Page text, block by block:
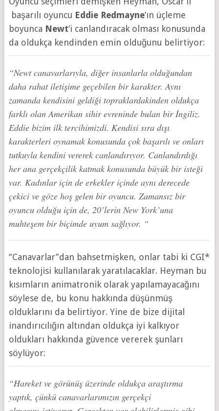
başarılı oyuncu Eddie Redmayne’ın üçleme
boyunca Newt’i canlandıracak olması konusunda
da oldukça kendinden emin olduğunu belirtiyor:
“Newt canavarlarıyla, diğer insanlarla olduğundan
daha rahat iletişime geçebilen bir karakter. Aynı
zamanda kendisini geldiği topraklardakinden oldukça
farklı olan Amerikan sihir evreninde bulan bir İngiliz.
Eddie bizim ilk tercihimizdi. Kendisi sıra dışı
karakterleri oynamak konusunda çok başarılı ve onları
tutkuyla kendini vererek canlandırıyor. Canlandırdığı
her ana gerçekçilik katmak konusunda büyük bir isteği
var. Kadınlar için de erkekler içinde aynı derecede
çekici ve göze hoş gelen bir oyuncu. Zamansız bir
oyuncu olduğu için de, 20’lerin New York’una
muhteşem bir biçimde uyum sağlıyor. “
“Canavarlar”dan bahsetmişken, onlar tabi ki CGI*
teknolojisi kullanılarak yaratılacaklar. Heyman bu
kısımların animatronik olarak yapılamayacağını
söylese de, bu konu hakkında düşünmüş
olduklarını da belirtiyor. Yine de bize dijital
inandırıcılığın altından oldukça iyi kalkıyor
oldukları hakkında güvence vererek şunları
söylüyor:
“Hareket ve görünüş üzerinde oldukça araştırma
yaptık, çünkü canavarlarımızın gerçekçi